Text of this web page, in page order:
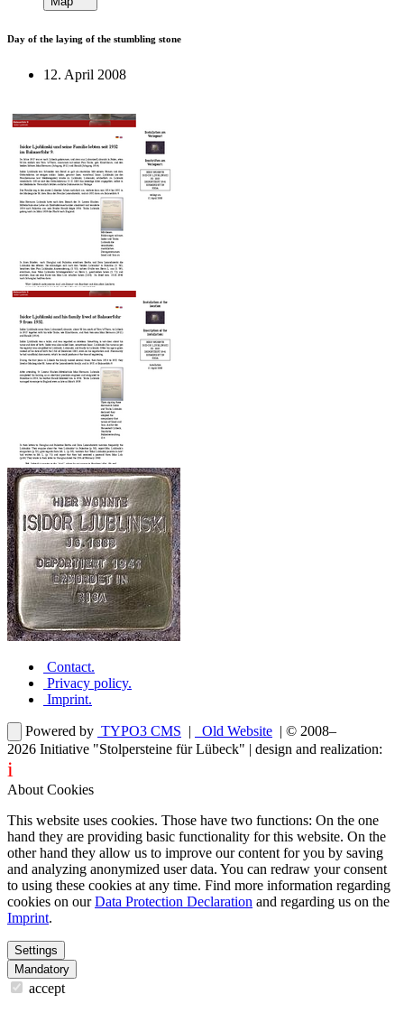
Day of the laying of the stumbling stone
12. April 2008
Contact.
Privacy policy.
Imprint.
Powered by TYPO3 CMS | Old Website | © 2008–
2026 Initiative "Stolpersteine für Lübeck" | design and realization:
i
About Cookies
This website uses cookies. Those have two functions: On the one
hand they are providing basic functionality for this website. On the
other hand they allow us to improve our content for you by saving
and analyzing anonymized user data. You can redraw your consent
to using these cookies at any time. Find more information regarding
cookies on ourData Protection Declaration and regarding us on the
Imprint.
Settings
Mandatory
accept